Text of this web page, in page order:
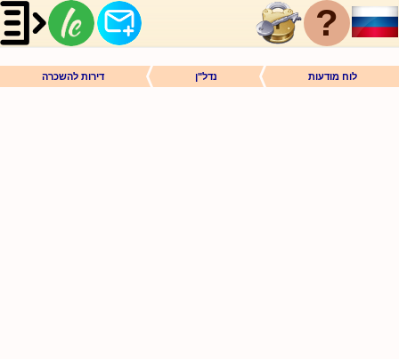
?
לוח מודעות נדל"ן דירות להשכרה